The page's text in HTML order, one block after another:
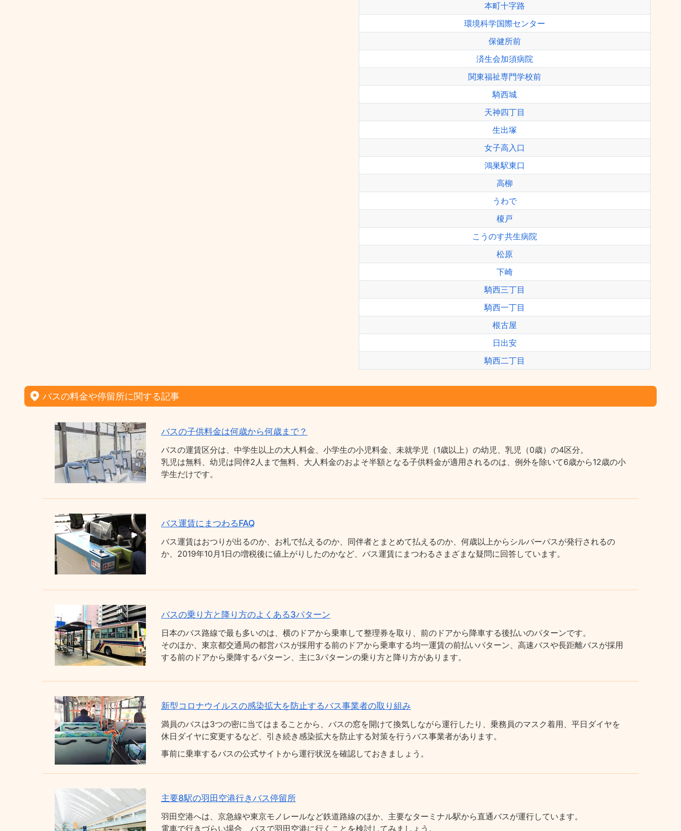
本町十字路
環境科学国際センター
保健所前
済生会加須病院
関東福祉専門学校前
騎西城
天神四丁目
生出塚
女子高入口
鴻巣駅東口
高柳
うわで
榎戸
こうのす共生病院
松原
下崎
騎西三丁目
騎西一丁目
根古屋
日出安
騎西二丁目
バスの料金や停留所に関する記事
バスの子供料金は何歳から何歳まで？
バスの運賃区分は、中学生以上の大人料金、小学生の小児料金、未就学児（1歳以上）の幼児、乳児（0歳）の4区分。
乳児は無料、幼児は同伴2人まで無料、大人料金のおよそ半額となる子供料金が適用されるのは、例外を除いて6歳から12歳の小
学生だけです。
バス運賃にまつわるFAQ
バス運賃はおつりが出るのか、お札で払えるのか、同伴者とまとめて払えるのか、何歳以上からシルバーパスが発行されるの
か、2019年10月1日の増税後に値上がりしたのかなど、バス運賃にまつわるさまざまな疑問に回答しています。
バスの乗り方と降り方のよくある3パターン
日本のバス路線で最も多いのは、横のドアから乗車して整理券を取り、前のドアから降車する後払いのパターンです。
そのほか、東京都交通局の都営バスが採用する前のドアから乗車する均一運賃の前払いパターン、高速バスや長距離バスが採用
する前のドアから乗降するパターン、主に3パターンの乗り方と降り方があります。
新型コロナウイルスの感染拡大を防止するバス事業者の取り組み
満員のバスは3つの密に当てはまることから、バスの窓を開けて換気しながら運行したり、乗務員のマスク着用、平日ダイヤを
休日ダイヤに変更するなど、引き続き感染拡大を防止する対策を行うバス事業者があります。
事前に乗車するバスの公式サイトから運行状況を確認しておきましょう。
主要8駅の羽田空港行きバス停留所
羽田空港へは、京急線や東京モノレールなど鉄道路線のほか、主要なターミナル駅から直通バスが運行しています。
電車で行きづらい場合、バスで羽田空港に行くことを検討してみましょう。